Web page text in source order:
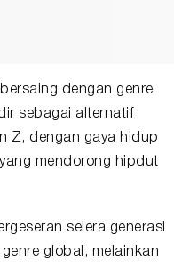
dengan genre
sebagai alternatif
Z, dengan gaya hidup
mendorong hipdut
selera generasi
global, melainkan